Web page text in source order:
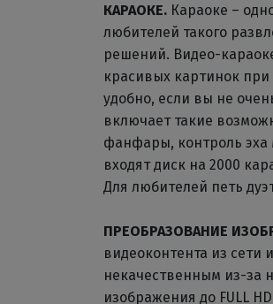
КАРАОКЕ. Караоке –
любителей такого
решений. Видео-
красивых картинок
удобно, если вы не
включает такие
фанфары, контроль эха
входят диск на 2000
Для любителей петь
ПРЕОБРАЗОВАНИЕ
видеоконтента из сети
некачественным из-за
изображения до FULL